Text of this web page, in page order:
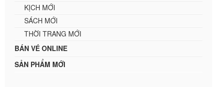
KỊCH MỚI
SÁCH MỚI
THỜI TRANG MỚI
BÁN VÉ ONLINE
SẢN PHẨM MỚI